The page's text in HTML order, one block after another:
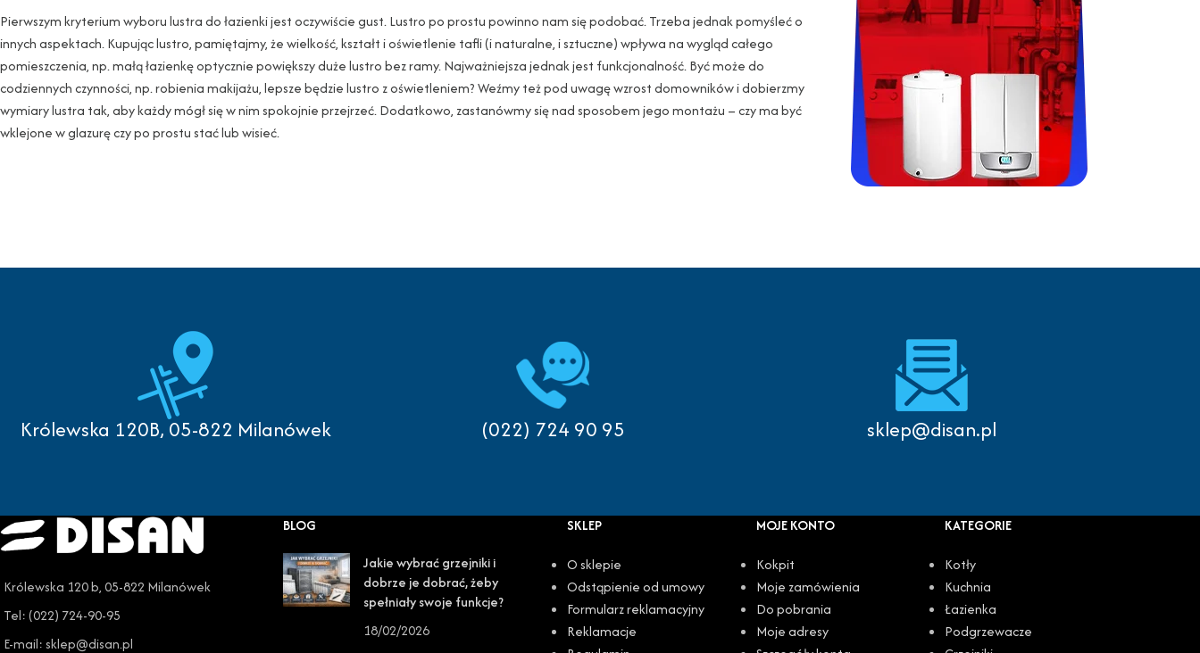
Pierwszym kryterium wyboru lustra do łazienki jest oczywiście gust. Lustro po prostu powinno nam się podobać. Trzeba jednak pomyśleć o
innych aspektach. Kupując lustro, pamiętajmy, że wielkość, kształt i oświetlenie tafli (i naturalne, i sztuczne) wpływa na wygląd całego
pomieszczenia, np. małą łazienkę optycznie powiększy duże lustro bez ramy. Najważniejsza jednak jest funkcjonalność. Być może do
codziennych czynności, np. robienia makijażu, lepsze będzie lustro z oświetleniem? Weźmy też pod uwagę wzrost domowników i dobierzmy
wymiary lustra tak, aby każdy mógł się w nim spokojnie przejrzeć. Dodatkowo, zastanówmy się nad sposobem jego montażu – czy ma być
wklejone w glazurę czy po prostu stać lub wisieć.
Autoryzowany serwis
Królewska 120B, 05-822 Milanówek (022) 724 90 95 sklep@disan.pl
Królewska 120 b, 05-822 Milanówek
Tel: (022) 724-90-95
E-mail: sklep@disan.pl
BLOG
Jakie wybrać grzejniki i
dobrze je dobrać, żeby
spełniały swoje funkcje?
18/02/2026
SKLEP
O sklepie
Odstąpienie od umowy
Formularz reklamacyjny
Reklamacje
MOJE KONTO
Kokpit
Moje zamówienia
Do pobrania
Moje adresy
KATEGORIE
Kotły
Kuchnia
Łazienka
Podgrzewacze